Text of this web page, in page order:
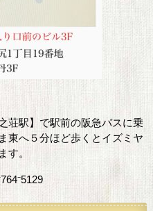
荘駅】で駅前の阪急バスに乗
東へ５分ほど歩くとイズミヤ
す。